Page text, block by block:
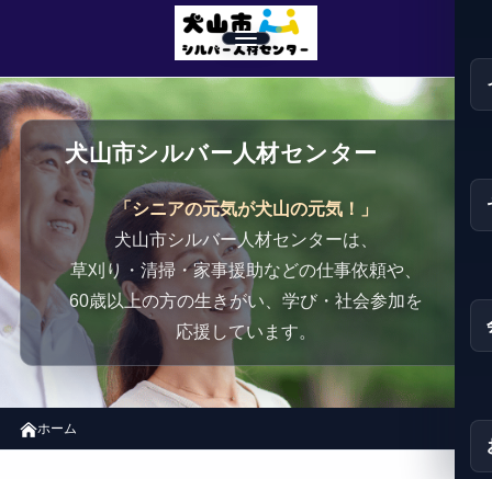
犬山市シル
犬山市シルバー人材センター
「シニアの元気が犬山の元気！」
犬山市シルバー人材センターは、
草刈り・清掃・家事援助などの仕事依頼や、
60歳以上の方の生きがい、学び・社会参加を
応援しています。
ホーム